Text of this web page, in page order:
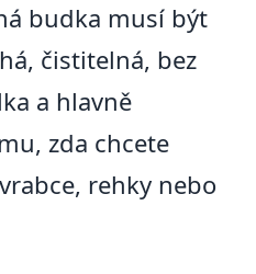
budka musí být
čistitelná, bez
a hlavně
zda chcete
rehky nebo